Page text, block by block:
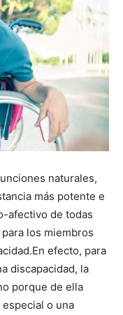
naturales,
más potente e
afectivo de todas
los miembros
efecto, para
discapacidad, la
porque de ella
o una